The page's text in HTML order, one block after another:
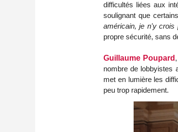
difficultés liées aux
soulignant que
américain, je n'y crois
propre sécurité, sans
Guillaume Poupard
nombre de lobbyistes
met en lumière les
peu trop rapidement.